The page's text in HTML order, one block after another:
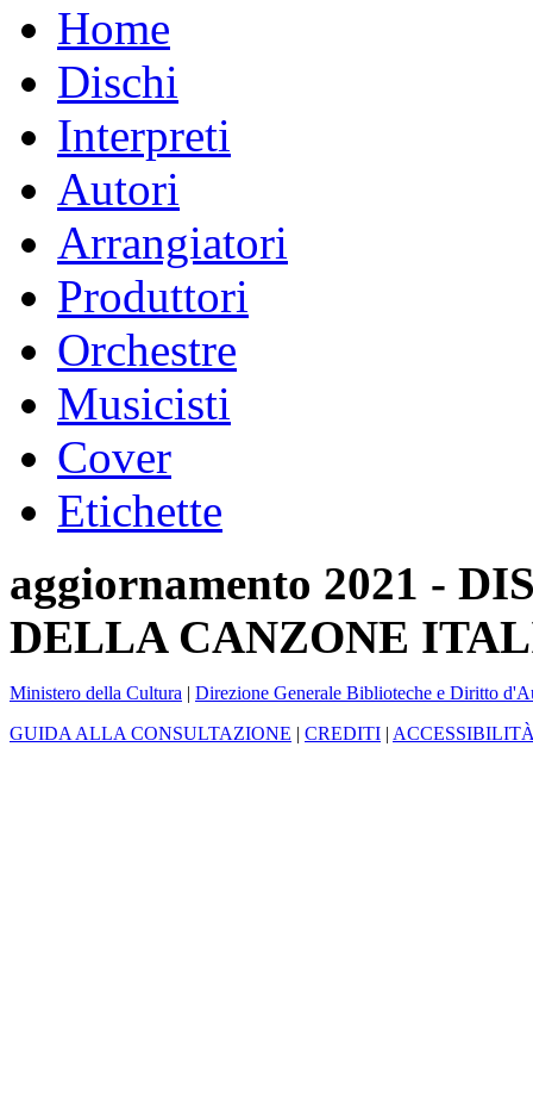
Home
Dischi
Interpreti
Autori
Arrangiatori
Produttori
Orchestre
Musicisti
Cover
Etichette
aggiornamento 2021 -
DELLA CANZONE
Ministero della Cultura | Direzione Generale Biblioteche e Diritto
GUIDA ALLA CONSULTAZIONE | CREDITI |